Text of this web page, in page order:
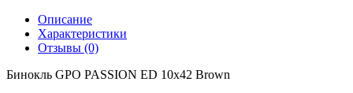
Описание
Характеристики
Отзывы (0)
Бинокль GPO PASSION ED 10x42 Brown